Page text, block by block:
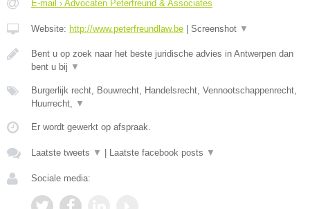
E-mail › Advocaten Peterfreund & Associates
Website: http://www.peterfreundlaw.be Screenshot ▼
Bent u op zoek naar het beste juridische advies in Antwerpen dan
bent u bij ▼
Burgerlijk recht, Bouwrecht, Handelsrecht, Vennootschappenrecht,
Huurrecht,
▼
Er wordt gewerkt op afspraak.
Laatste tweets ▼ Laatste facebook posts ▼
Sociale media: